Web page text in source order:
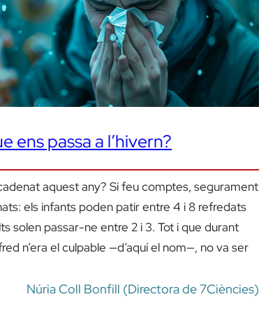
ens passa a l’hivern?
aquest any? Si feu comptes, segurament
els infants poden patir entre 4 i 8 refredats
solen passar-ne entre 2 i 3. Tot i que durant
n’era el culpable —d’aquí el nom—, no va ser
Núria Coll Bonfill (Directora de 7Ciències)